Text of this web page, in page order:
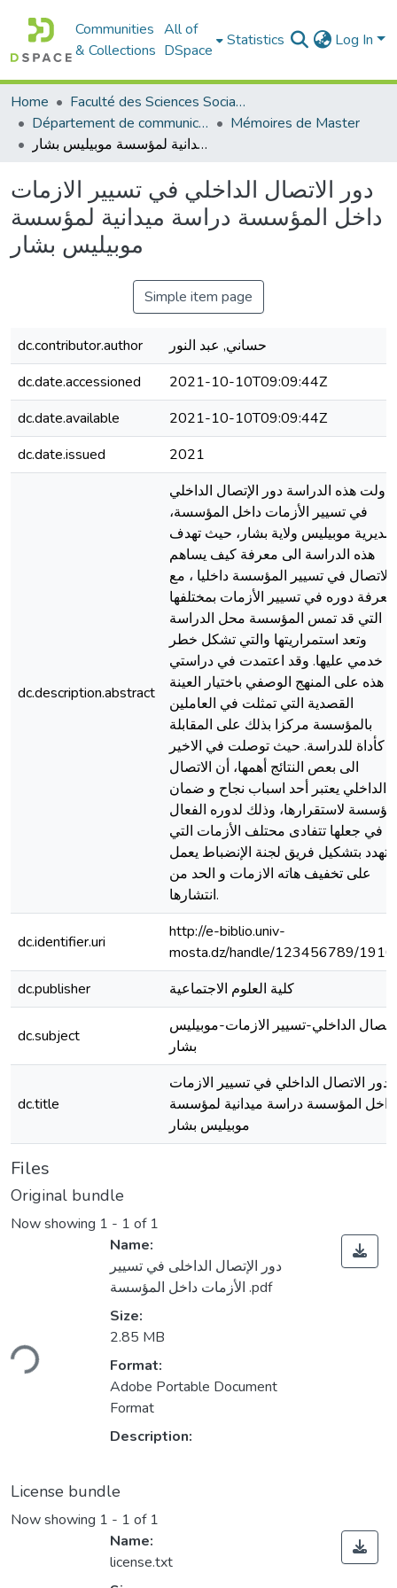
Communities
& Collections
All of
DSpace
Statistics Log In
Home
Faculté des Sciences Sociales
Département de communication
Mémoires de Master
دور الاتصال الداخلي في تسيير الازمات داخل المؤسسة دراسة ميدانية لمؤسسة موبيليس بشار
دور الاتصال الداخلي في تسيير الازمات
داخل المؤسسة دراسة ميدانية لمؤسسة
موبيليس بشار
Simple item page
dc.contributor.author
حساني, عبد النور
dc.date.accessioned
2021-10-10T09:09:44Z
dc.date.available
2021-10-10T09:09:44Z
dc.date.issued
2021
dc.description.abstract
تناولت هذه الدراسة دور الإتصال الداخلي
في تسيير الأزمات داخل المؤسسة،
مديرية موبيليس ولاية بشار، حيث تهدف
هذه الدراسة الى معرفة كيف يساهم
الاتصال في تسيير المؤسسة داخليا ، مع
معرفة دوره في تسيير الأزمات بمختلفها
التي قد تمس المؤسسة محل الدراسة
وتعد استمراريتها والتي تشكل خطر
خدمي عليها. وقد اعتمدت في دراستي
هذه على المنهج الوصفي باختيار العينة
القصدية التي تمثلت في العاملين
بالمؤسسة مركزا بذلك على المقابلة
كأداة للدراسة. حيث توصلت في الاخير
الى بعص النتائج أهمها، أن الاتصال
الداخلي يعتبر أحد اسباب نجاح و ضمان
لاستقرارها، وذلك لدوره الفعال
في جعلها تتفادى محتلف الأزمات التي
تهدد بتشكيل فريق لجنة الإنضباط يعمل
على تخفيف هاته الازمات و الحد من
انتشارها.
dc.identifier.uri
http://e-biblio.univ-
mosta.dz/handle/123456789/
dc.publisher
كلية العلوم الاجتماعية
dc.subject
الداخلي-تسيير الازمات-موبيليس
بشار
dc.title
دور الاتصال الداخلي في تسيير الازمات
داخل المؤسسة دراسة ميدانية لمؤسسة
موبيليس بشار
Files
Original bundle
Now showing 1 - 1 of 1
Name:
دور الإتصال الداخلى في تسيير
الأزمات داخل المؤسسة .pdf
Size:
2.85 MB
Format:
Adobe Portable Document
Format
Description:
License bundle
Now showing 1 - 1 of 1
Name:
license.txt